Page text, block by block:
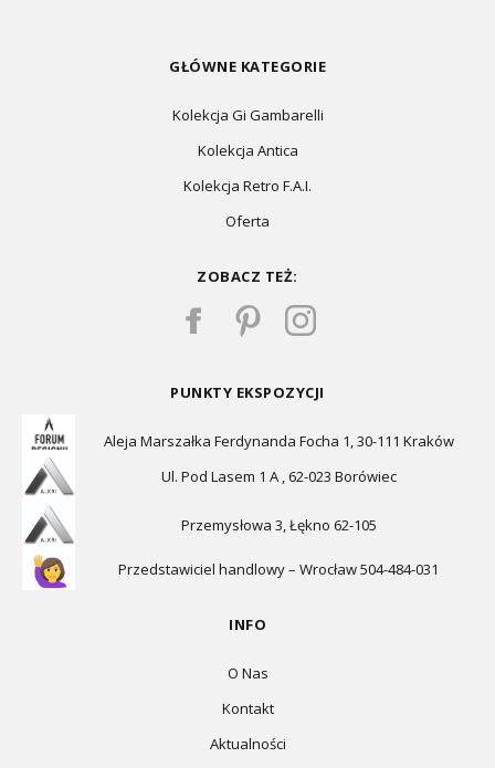
GŁÓWNE KATEGORIE
Kolekcja Gi Gambarelli
Kolekcja Antica
Kolekcja Retro F.A.I.
Oferta
ZOBACZ TEŻ:
PUNKTY EKSPOZYCJI
Aleja Marszałka Ferdynanda Focha 1, 30-111 Kraków
Ul. Pod Lasem 1 A , 62-023 Borówiec
Przemysłowa 3, Łękno 62-105
Przedstawiciel handlowy – Wrocław 504-484-031
INFO
O Nas
Kontakt
Aktualności